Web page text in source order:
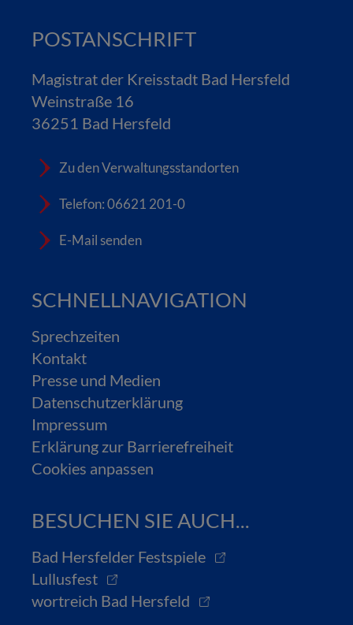
POSTANSCHRIFT
Magistrat der Kreisstadt Bad Hersfeld
Weinstraße 16
36251 Bad Hersfeld
Zu den Verwaltungsstandorten
Telefon: 06621 201-0
E-Mail senden
SCHNELLNAVIGATION
Sprechzeiten
Kontakt
Presse und Medien
Datenschutzerklärung
Impressum
Erklärung zur Barrierefreiheit
Cookies anpassen
BESUCHEN SIE AUCH...
Bad Hersfelder Festspiele
Lullusfest
wortreich Bad Hersfeld